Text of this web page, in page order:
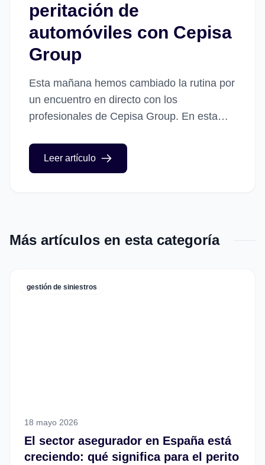
peritación de
automóviles con Cepisa
Group
Esta mañana hemos cambiado la rutina por
un encuentro en directo con los
profesionales de Cepisa Group. En esta
una jornada intensiva centrada en...
Leer artículo
Más artículos en esta categoría
gestión de siniestros
18 mayo 2026
El sector asegurador en España está
creciendo: qué significa para el perito